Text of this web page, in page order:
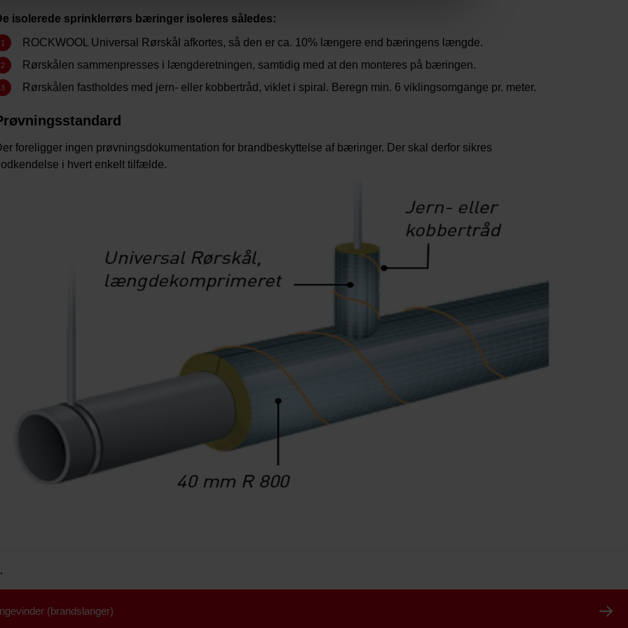
and thus process information about you via cookies.
change your consent at any time by clicking on the cookie icon at the bottom of the website. Read
the “About” section and about our processing of personal data in ourPrivacy Statement, including
that is data controller of your personal data.
isolerede sprinklerrørs bæringer isoleres således:
ROCKWOOL Universal Rørskål afkortes, så den er ca. 10% længere end bæringens længde.
Rørskålen sammenpresses i længderetningen, samtidig med at den monteres på bæringen.
Rørskålen fastholdes med jern- eller kobbertråd, viklet i spiral. Beregn min. 6 viklingsomgange pr. meter.
foreligger ingen prøvningsdokumentation for brandbeskyttelse af bæringer. Der skal derfor sikres
i hvert enkelt tilfælde.
(brandslanger)